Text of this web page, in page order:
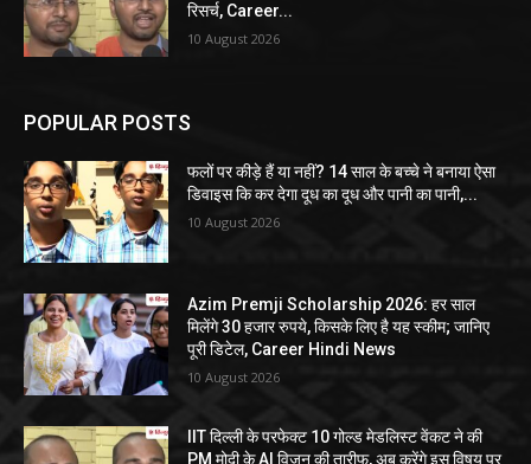
रिसर्च, Career...
10 August 2026
POPULAR POSTS
फलों पर कीड़े हैं या नहीं? 14 साल के बच्चे ने बनाया ऐसा
डिवाइस कि कर देगा दूध का दूध और पानी का पानी,...
10 August 2026
Azim Premji Scholarship 2026: हर साल
मिलेंगे 30 हजार रुपये, किसके लिए है यह स्कीम; जानिए
पूरी डिटेल, Career Hindi News
10 August 2026
IIT दिल्ली के परफेक्ट 10 गोल्ड मेडलिस्ट वेंकट ने की
PM मोदी के AI विजन की तारीफ, अब करेंगे इस विषय पर